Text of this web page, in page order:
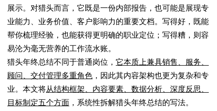
展示。对猎头而言，它既是一份内部报告，也可能是展现专
业能力、业务价值、客户影响力的重要文档。写得好，既能
帮你梳理经验，也能获得更明确的职业定位；写得糟，则容
易沦为毫无营养的工作流水账。
猎头年终总结不同于普通岗位， 它本质上兼具销售、服务、
顾问、交付管理多重角色 ，因此其内容架构也更为复杂和专
业。本文将从结构框架、内容要素、数据分析、深度反思、
目标制定五个方面 ，系统性拆解猎头年终总结的写法。